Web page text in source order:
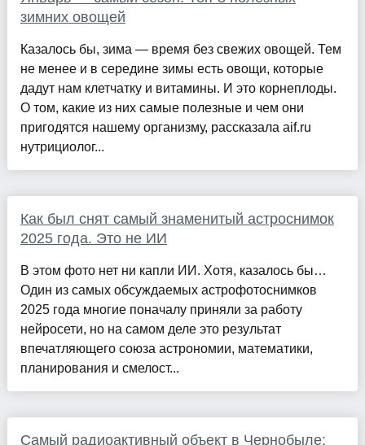
зимних овощей
Казалось бы, зима — время без свежих овощей. Тем
не менее и в середине зимы есть овощи, которые
дадут нам клетчатку и витамины. И это корнеплоды.
О том, какие из них самые полезные и чем они
пригодятся нашему организму, рассказала aif.ru
нутрициолог...
Как был снят самый знаменитый астроснимок
2025 года. Это не ИИ
В этом фото нет ни капли ИИ. Хотя, казалось бы…
Один из самых обсуждаемых астрофотоснимков
2025 года многие поначалу приняли за работу
нейросети, но на самом деле это результат
впечатляющего союза астрономии, математики,
планирования и смелост...
Самый радиоактивный объект в Чернобыле: